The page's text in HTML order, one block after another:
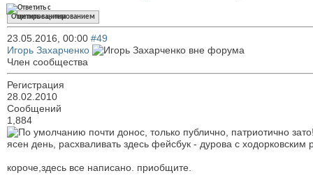
Ответить с цитированием
23.05.2016, 00:00 #49
Игорь Захарченко
Член сообщества
Регистрация
28.02.2010
Сообщений
1,884
почти донос, только публично, патриотично
ясен день, расхваливать здесь фейсбук - дурова с ходорковским
короче,здесь все написано. приобщите.